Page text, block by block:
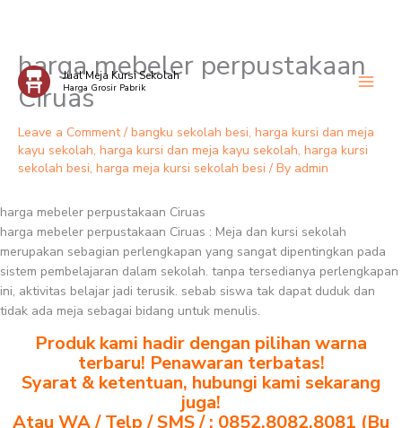
Skip
content
Jual Meja Kursi Sekolah
Harga Grosir Pabrik
harga mebeler perpustakaan
Ciruas
Leave a Comment / bangku sekolah besi, harga kursi dan meja
kayu sekolah, harga kursi dan meja kayu sekolah, harga kursi
sekolah besi, harga meja kursi sekolah besi / By admin
harga mebeler perpustakaan Ciruas
harga mebeler perpustakaan Ciruas : Meja dan kursi sekolah
merupakan sebagian perlengkapan yang sangat dipentingkan pada
sistem pembelajaran dalam sekolah. tanpa tersedianya perlengkapan
ini, aktivitas belajar jadi terusik. sebab siswa tak dapat duduk dan
tidak ada meja sebagai bidang untuk menulis.
Produk kami hadir dengan pilihan warna
terbaru! Penawaran terbatas!
Syarat & ketentuan, hubungi kami sekarang
juga!
Atau WA / Telp / SMS / : 0852.8082.8081 (Bu